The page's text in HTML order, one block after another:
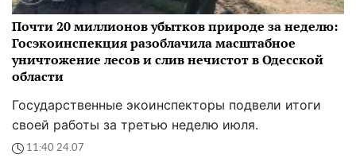
Почти 20 миллионов убытков природе за неделю:
Госэкоинспекция разоблачила масштабное
уничтожение лесов и слив нечистот в Одесской
области
Государственные экоинспекторы подвели итоги
своей работы за третью неделю июля.
11:40 24.07